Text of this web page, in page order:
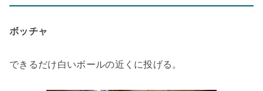
ボッチャ
できるだけ白いボールの近くに投げる。